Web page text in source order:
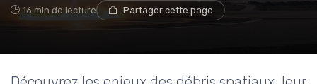
16 min de lecture Partager cette page